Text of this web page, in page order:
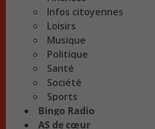
Infos citoyennes
Loisirs
Musique
Politique
Santé
Société
Sports
Bingo Radio
AS de cœur